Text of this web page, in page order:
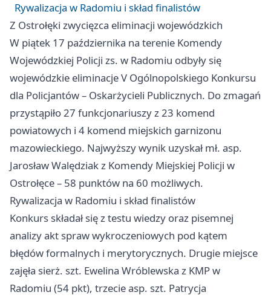
Rywalizacja w Radomiu i skład finalistów
Z Ostrołęki zwycięzca eliminacji wojewódzkich
W piątek 17 października na terenie Komendy
Wojewódzkiej Policji zs. w Radomiu odbyły się
wojewódzkie eliminacje V Ogólnopolskiego Konkursu
dla Policjantów – Oskarżycieli Publicznych. Do zmagań
przystąpiło 27 funkcjonariuszy z 23 komend
powiatowych i 4 komend miejskich garnizonu
mazowieckiego. Najwyższy wynik uzyskał mł. asp.
Jarosław Walędziak z Komendy Miejskiej Policji w
Ostrołęce – 58 punktów na 60 możliwych.
Rywalizacja w Radomiu i skład finalistów
Konkurs składał się z testu wiedzy oraz pisemnej
analizy akt spraw wykroczeniowych pod kątem
błędów formalnych i merytorycznych. Drugie miejsce
zajęła sierż. szt. Ewelina Wróblewska z KMP w
Radomiu (54 pkt), trzecie asp. szt. Patrycja